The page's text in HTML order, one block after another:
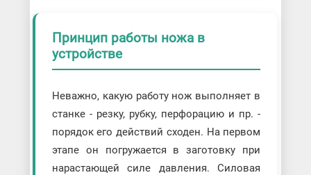
Принцип работы ножа в
устройстве
Неважно, какую работу нож выполняет в
станке - резку, рубку, перфорацию и пр. -
порядок его действий сходен. На первом
этапе он погружается в заготовку при
нарастающей силе давления. Силовая